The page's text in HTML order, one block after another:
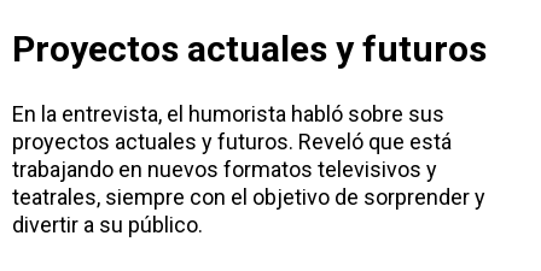
Proyectos actuales y futuros
En la entrevista, el humorista habló sobre sus
proyectos actuales y futuros. Reveló que está
trabajando en nuevos formatos televisivos y
teatrales, siempre con el objetivo de sorprender y
divertir a su público.